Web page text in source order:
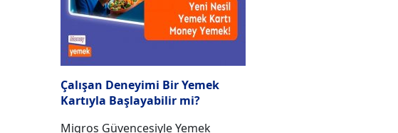
Çalışan Deneyimi Bir Yemek
Kartıyla Başlayabilir mi?
Migros Güvencesiyle Yemek